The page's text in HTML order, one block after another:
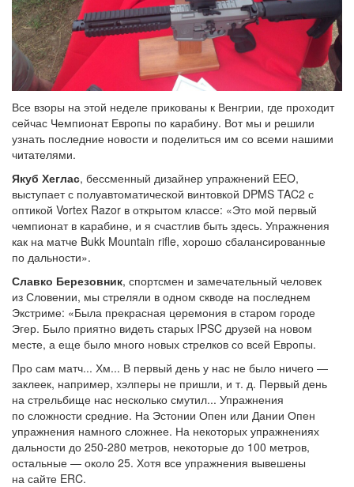
Все взоры на этой неделе прикованы к Венгрии, где проходит
сейчас Чемпионат Европы по карабину. Вот мы и решили
узнать последние новости и поделиться им со всеми нашими
читателями.
Якуб Хеглас, бессменный дизайнер упражнений EEO,
выступает с полуавтоматической винтовкой DPMS TAC2 с
оптикой Vortex Razor в открытом классе: «Это мой первый
чемпионат в карабине, и я счастлив быть здесь. Упражнения
как на матче Bukk Mountain rifle, хорошо сбалансированные
по дальности».
Славко Березовник, спортсмен и замечательный человек
из Словении, мы стреляли в одном скводе на последнем
Экстриме: «Была прекрасная церемония в старом городе
Эгер. Было приятно видеть старых IPSC друзей на новом
месте, а еще было много новых стрелков со всей Европы.
Про сам матч... Хм... В первый день у нас не было ничего —
заклеек, например, хэлперы не пришли, и т. д. Первый день
на стрельбище нас несколько смутил... Упражнения
по сложности средние. На Эстонии Опен или Дании Опен
упражнения намного сложнее. На некоторых упражнениях
дальности до 250-280 метров, некоторые до 100 метров,
остальные — около 25. Хотя все упражнения вывешены
на сайте ERC.